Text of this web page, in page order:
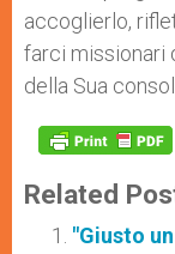
accoglierlo,
farci missionari
della Sua
Related
"Giusto